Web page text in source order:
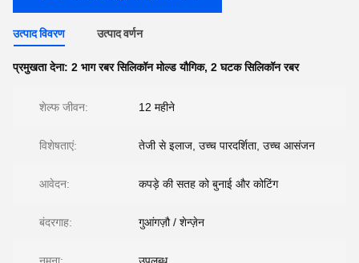
उत्पाद विवरण उत्पाद वर्णन
प्रमुखता देना: 2 भाग रबर सिलिकॉन मोल्ड यौगिक, 2 घटक सिलिकॉन रबर
शेल्फ जीवन: 12 महीने
विशेषताएं: तेजी से इलाज, उच्च पारदर्शिता, उच्च आसंजन
आवेदन: कपड़े की सतह को बुनाई और कोटिंग
बंदरगाह: गुआंगज़ौ / शेन्ज़ेन